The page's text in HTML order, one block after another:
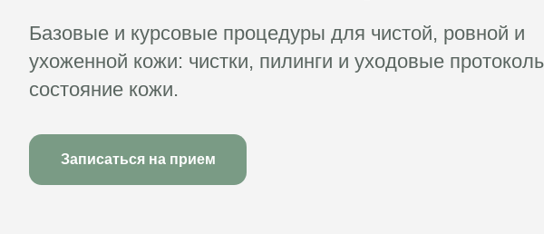
Базовые и курсовые процедуры для чистой, ровной и
ухоженной кожи: чистки, пилинги и уходовые
состояние кожи.
Записаться на прием